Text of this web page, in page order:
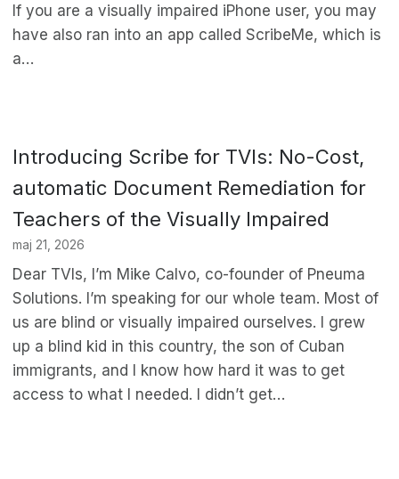
If you are a visually impaired iPhone user, you may
have also ran into an app called ScribeMe, which is
a…
Introducing Scribe for TVIs: No-Cost,
automatic Document Remediation for
Teachers of the Visually Impaired
maj 21, 2026
Dear TVIs, I’m Mike Calvo, co-founder of Pneuma
Solutions. I’m speaking for our whole team. Most of
us are blind or visually impaired ourselves. I grew
up a blind kid in this country, the son of Cuban
immigrants, and I know how hard it was to get
access to what I needed. I didn’t get…